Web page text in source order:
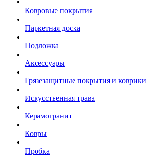
Ковровые покрытия
Паркетная доска
Подложка
Аксессуары
Грязезащитные покрытия и коврики
Искусственная трава
Керамогранит
Ковры
Пробка